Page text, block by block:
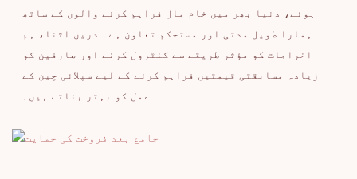
ہوئے، دنیا بھر میں خام مال فراہم کرنے والوں کے ساتھ
ہمارا طویل مدتی اور مستحکم تعاون ہے۔ دریں اثنا، ہم
اخراجات کو مؤثر طریقے سے کنٹرول کرنے اور صارفین کو
زیادہ مسابقتی قیمتیں فراہم کرنے کے لیے سپلائی چین کے
عمل کو بہتر بناتے ہیں۔